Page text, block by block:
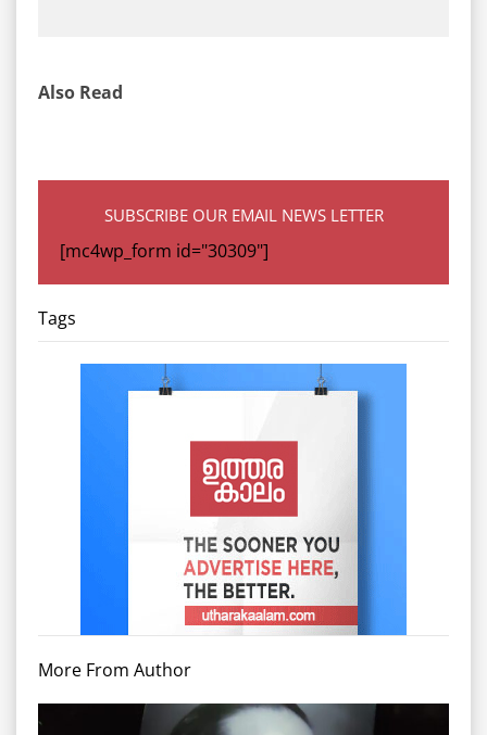
Also Read
SUBSCRIBE OUR EMAIL NEWS LETTER
[mc4wp_form id="30309"]
Tags
More From Author